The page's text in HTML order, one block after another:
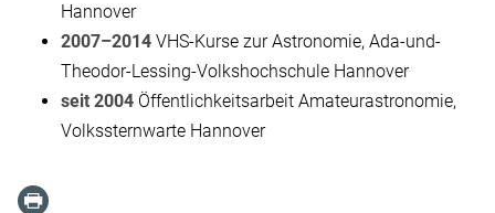
Hannover
2007–2014 VHS-Kurse zur Astronomie, Ada-und-
Theodor-Lessing-Volkshochschule Hannover
seit 2004 Öffentlichkeitsarbeit Amateurastronomie,
Volkssternwarte Hannover